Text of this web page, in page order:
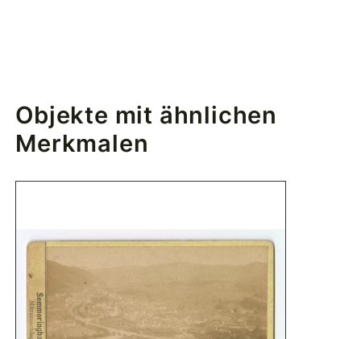
Objekte mit ähnlichen
Merkmalen